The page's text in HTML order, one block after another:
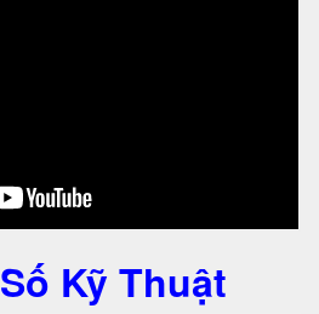
Kỹ Thuật